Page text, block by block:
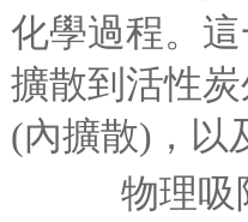
化學過程。
擴散到活性
(內擴散)，以
物理吸附